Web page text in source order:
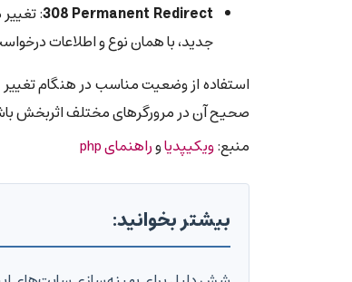
‎308 Permanent Redirect
جدید، با همان نوع و اطلاعات
صحیح آن در مرورگرهای مختلف اثربخش
منبع:ویکیپدیاوراهنمای php
بیشتر بخوانید: